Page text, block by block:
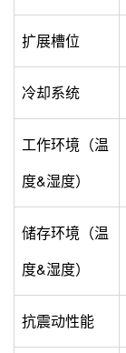
扩展槽位
冷却系统
工作环境（温
度&湿度）
储存环境（温
度&湿度）
抗震动性能